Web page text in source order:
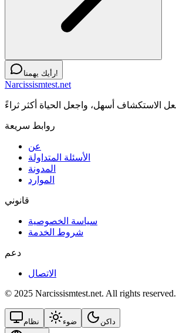
رأيك يهمنا!
Narcissismtest.net
روابط سريعة
عن
الأسئلة المتداولة
المدونة
الموارد
قانوني
سياسة الخصوصية
شروط الخدمة
دعم
الاتصال
© 2025 Narcissismtest.net. All rights reserved.
نظام ضوء داكن